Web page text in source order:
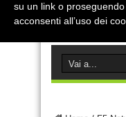
su un link o
acconsenti all’uso dei